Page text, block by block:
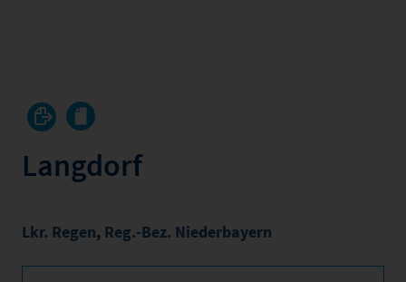
Langdorf
Lkr. Regen, Reg.-Bez. Niederbayern